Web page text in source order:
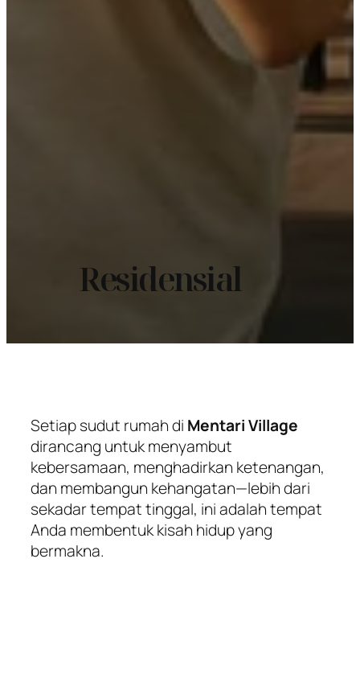
Residensial
Setiap sudut rumah di Mentari Village
dirancang untuk menyambut
kebersamaan, menghadirkan ketenangan,
dan membangun kehangatan—lebih dari
sekadar tempat tinggal, ini adalah tempat
Anda membentuk kisah hidup yang
bermakna.